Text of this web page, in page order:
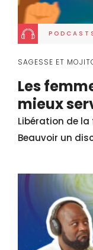
SAGESSE ET
Les
mieux
Libération de
Beauvoir un